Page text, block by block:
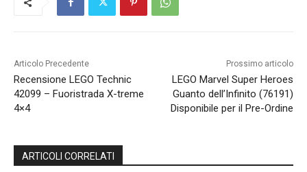
Articolo Precedente
Recensione LEGO Technic
42099 – Fuoristrada X-treme
4×4
Prossimo articolo
LEGO Marvel Super Heroes
Guanto dell’Infinito (76191)
Disponibile per il Pre-Ordine
ARTICOLI CORRELATI